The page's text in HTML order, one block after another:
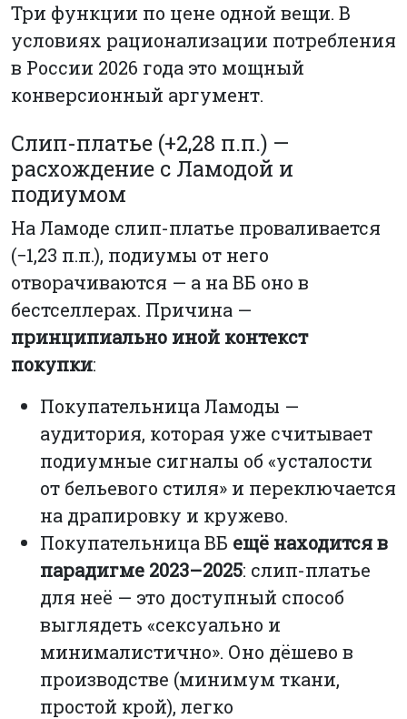
Три функции по цене одной вещи. В
условиях рационализации потребления
в России 2026 года это мощный
конверсионный аргумент.
Слип-платье (+2,28 п.п.) —
расхождение с Ламодой и
подиумом
На Ламоде слип-платье проваливается
(−1,23 п.п.), подиумы от него
отворачиваются — а на ВБ оно в
бестселлерах. Причина —
принципиально иной контекст
покупки:
Покупательница Ламоды —
аудитория, которая уже считывает
подиумные сигналы об «усталости
от бельевого стиля» и переключается
на драпировку и кружево.
Покупательница ВБ ещё находится в
парадигме 2023–2025: слип-платье
для неё — это доступный способ
выглядеть «сексуально и
минималистично». Оно дёшево в
производстве (минимум ткани,
простой крой), легко